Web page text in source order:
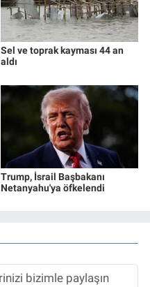
Sel ve toprak kayması 44 an
aldı
Trump, İsrail Başbakanı
Netanyahu'ya öfkelendi